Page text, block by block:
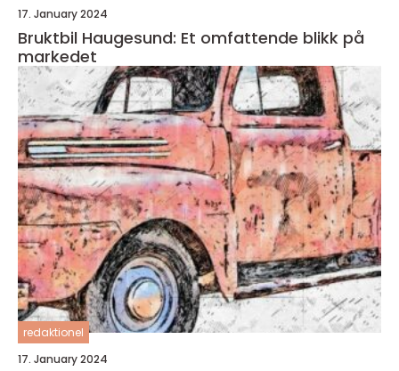
17. January 2024
Bruktbil Haugesund: Et omfattende blikk på
markedet
redaktionel
17. January 2024